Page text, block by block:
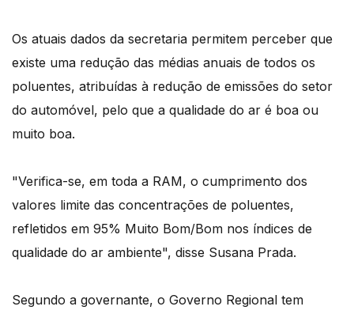
Os atuais dados da secretaria permitem perceber que
existe uma redução das médias anuais de todos os
poluentes, atribuídas à redução de emissões do setor
do automóvel, pelo que a qualidade do ar é boa ou
muito boa.
"Verifica-se, em toda a RAM, o cumprimento dos
valores limite das concentrações de poluentes,
refletidos em 95% Muito Bom/Bom nos índices de
qualidade do ar ambiente", disse Susana Prada.
Segundo a governante, o Governo Regional tem